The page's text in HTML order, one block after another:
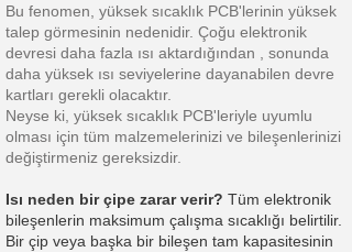
Bu fenomen, yüksek sıcaklık PCB'lerinin yüksek
talep görmesinin nedenidir. Çoğu elektronik
devresi daha fazla ısı aktardığından , sonunda
daha yüksek ısı seviyelerine dayanabilen devre
kartları gerekli olacaktır.
Neyse ki, yüksek sıcaklık PCB'leriyle uyumlu
olması için tüm malzemelerinizi ve bileşenlerinizi
değiştirmeniz gereksizdir.
Isı neden bir çipe zarar verir? Tüm elektronik
bileşenlerin maksimum çalışma sıcaklığı belirtilir.
Bir çip veya başka bir bileşen tam kapasitesinin